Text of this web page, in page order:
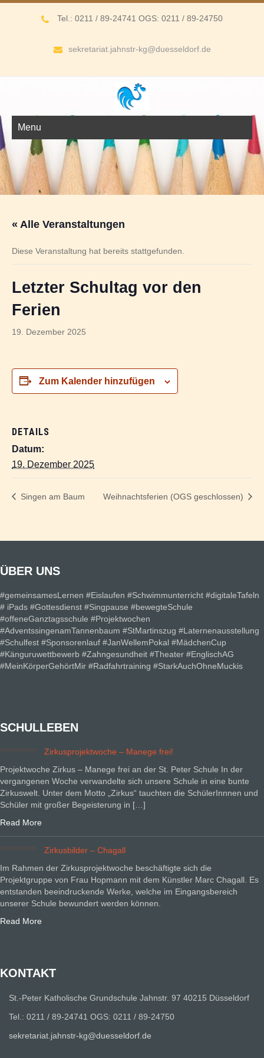
Tel.: 0211 / 89-24741 OGS: 0211 / 89-24750
sekretariat.jahnstr-kg@duesseldorf.de
Menu
« Alle Veranstaltungen
Diese Veranstaltung hat bereits stattgefunden.
Letzter Schultag vor den
Ferien
19. Dezember 2025
Zum Kalender hinzufügen
DETAILS
Datum:
19. Dezember 2025
Singen am Baum Weihnachtsferien (OGS geschlossen)
ÜBER UNS
#gemeinsamesLernen #Eislaufen #Schwimmunterricht #digitaleTafeln
# iPads #Gottesdienst #Singpause #bewegteSchule
#offeneGanztagsschule #Projektwochen
#AdventssingenamTannenbaum #StMartinszug #Laternenausstellung
#Schulfest #Sponsorenlauf #JanWellemPokal #MädchenCup
#Känguruwettbewerb #Zahngesundheit #Theater #EnglischAG
#MeinKörperGehörtMir #Radfahrtraining #StarkAuchOhneMuckis
SCHULLEBEN
Zirkusprojektwoche – Manege frei!
Projektwoche Zirkus – Manege frei an der St. Peter Schule In der
vergangenen Woche verwandelte sich unsere Schule in eine bunte
Zirkuswelt. Unter dem Motto „Zirkus“ tauchten die SchülerInnnen und
Schüler mit großer Begeisterung in […]
Read More
Zirkusbilder – Chagall
Im Rahmen der Zirkusprojektwoche beschäftigte sich die
Projektgruppe von Frau Hopmann mit dem Künstler Marc Chagall. Es
entstanden beeindruckende Werke, welche im Eingangsbereich
unserer Schule bewundert werden können.
Read More
KONTAKT
St.-Peter Katholische Grundschule Jahnstr. 97 40215 Düsseldorf
Tel.: 0211 / 89-24741 OGS: 0211 / 89-24750
sekretariat.jahnstr-kg@duesseldorf.de